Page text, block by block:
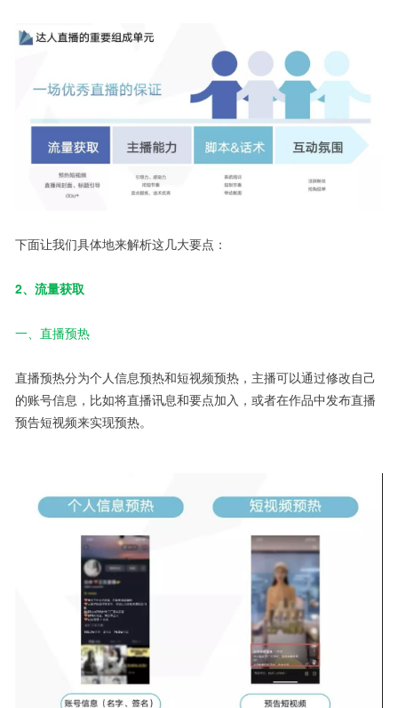
下面让我们具体地来解析这几大要点：
2、流量获取
一、直播预热
直播预热分为个人信息预热和短视频预热，主播可以通过修改自己
的账号信息，比如将直播讯息和要点加入，或者在作品中发布直播
预告短视频来实现预热。